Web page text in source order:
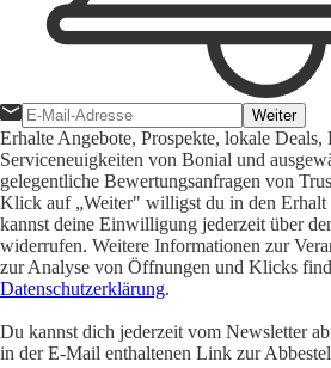
Weiter
Erhalte Angebote, Prospekte, lokale Deals,
Serviceneuigkeiten von Bonial und
gelegentliche Bewertungsanfragen von
Klick auf „Weiter" willigst du in den Erhalt
kannst deine Einwilligung jederzeit über
widerrufen. Weitere Informationen zur
zur Analyse von Öffnungen und Klicks
Datenschutzerklärung.
Du kannst dich jederzeit vom Newsletter
in der E-Mail enthaltenen Link zur